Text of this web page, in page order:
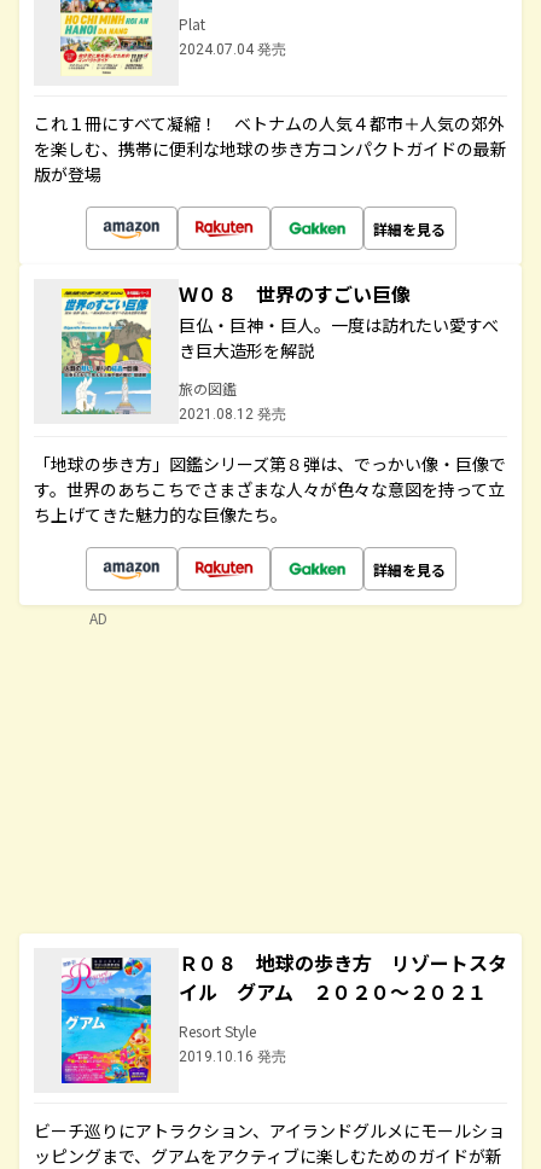
Plat
2024.07.04 発売
これ１冊にすべて凝縮！ ベトナムの人気４都市＋人気の郊外
を楽しむ、携帯に便利な地球の歩き方コンパクトガイドの最新
版が登場
詳細を見る
Ｗ０８ 世界のすごい巨像
巨仏・巨神・巨人。一度は訪れたい愛すべ
き巨大造形を解説
旅の図鑑
2021.08.12 発売
「地球の歩き方」図鑑シリーズ第８弾は、でっかい像・巨像で
す。世界のあちこちでさまざまな人々が色々な意図を持って立
ち上げてきた魅力的な巨像たち。
詳細を見る
Ｒ０８ 地球の歩き方 リゾートスタ
イル グアム ２０２０～２０２１
Resort Style
2019.10.16 発売
ビーチ巡りにアトラクション、アイランドグルメにモールショ
ッピングまで、グアムをアクティブに楽しむためのガイドが新
AD